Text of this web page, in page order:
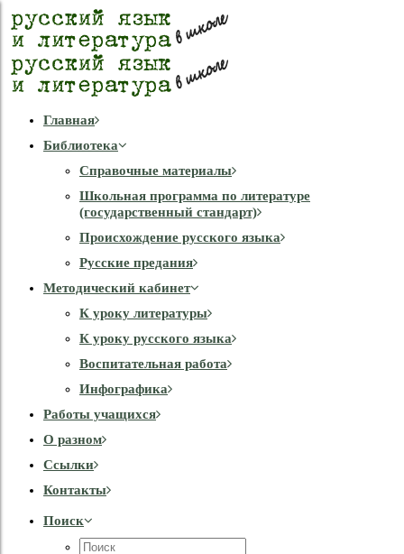
Главная
Библиотека
Справочные материалы
Школьная программа по литературе
(государственный стандарт)
Происхождение русского языка
Русские предания
Методический кабинет
К уроку литературы
К уроку русского языка
Воспитательная работа
Инфографика
Работы учащихся
О разном
Cсылки
Контакты
Поиск